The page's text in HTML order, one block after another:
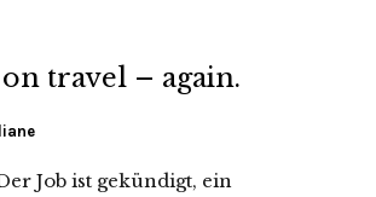
travel – again.
Job ist gekündigt, ein